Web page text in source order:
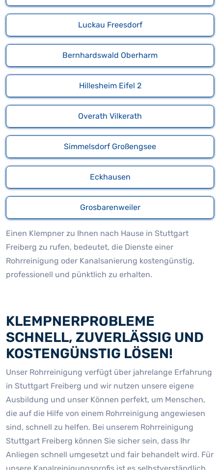
Luckau Freesdorf
Bernhardswald Oberharm
Hillesheim Eifel 2
Overath Vilkerath
Simmelsdorf Großengsee
Eckhausen
Grosbarenweiler
Einen Klempner zu Ihnen nach Hause in Stuttgart
Freiberg zu rufen, bedeutet, die Dienste einer
Rohrreinigung oder Kanalsanierung kostengünstig,
professionell und pünktlich zu erhalten.
KLEMPNERPROBLEME
SCHNELL, ZUVERLÄSSIG UND
KOSTENGÜNSTIG LÖSEN!
Unser Rohrreinigung verfügt über jahrelange Erfahrung
in Stuttgart Freiberg und wir nutzen unsere eigene
Ausbildung und unser Können perfekt, um Menschen,
die auf die Hilfe von einem Rohrreinigung angewiesen
sind, schnell zu helfen. Bei unserem Rohrreinigung
Stuttgart Freiberg können Sie sicher sein, dass Ihr
Anliegen schnell umgesetzt und fair behandelt wird. Für